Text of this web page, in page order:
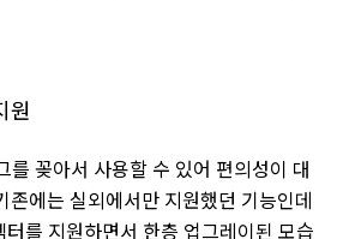
원
를 꽂아서 사용할 수 있어 편의성이 대
존에는 실외에서만 지원했던 기능인데
를 지원하면서 한층 업그레이된 모습